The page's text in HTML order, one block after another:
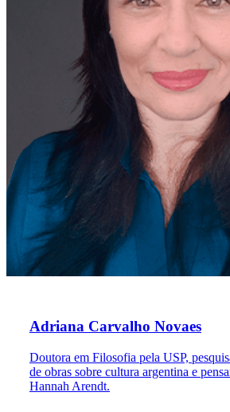
Adriana Carvalho Novaes
Doutora em Filosofia pela USP,
de obras sobre cultura argentina e
Hannah Arendt.